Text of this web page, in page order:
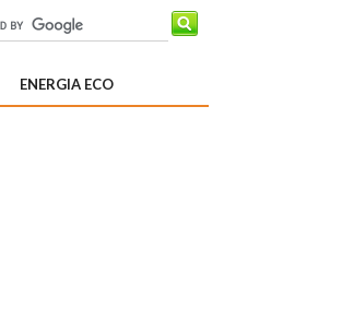
ENERGIA ECO